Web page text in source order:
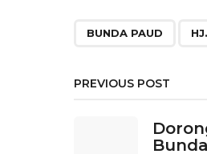
BUNDA PAUD
PREVIOUS POST